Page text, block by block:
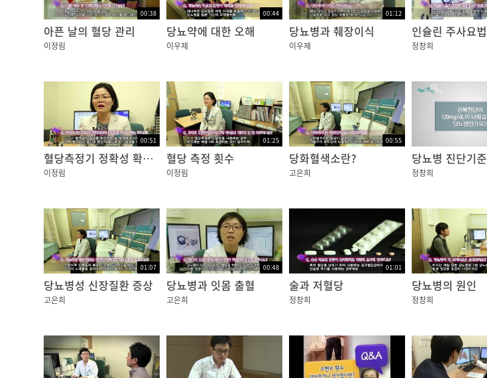
지금까지 건강플러스였습니다.
00:38
아픈 날의 혈당 관리
이정림
00:44
당뇨약에 대한 오해
이우제
01:12
당뇨병과 췌장이식
이우제
인슐린 주사요법
정창희
00:51
혈당측정기 정확성 확인법
이정림
01:25
혈당 측정 횟수
이정림
00:55
당화혈색소란?
고은희
당뇨병 진단기준
정창희
01:07
당뇨병성 신장질환 증상
고은희
00:48
당뇨병과 잇몸 출혈
고은희
01:01
술과 저혈당
정창희
당뇨병의 원인
정창희